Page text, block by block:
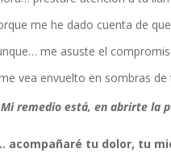
me he dado cuenta de
me asuste el
vea envuelto en sombras
Mi remedio está, en abrirte la
acompañaré tu dolor, tu